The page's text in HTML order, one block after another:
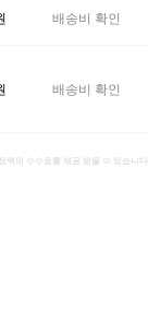
배송비 확인
배송비 확인
액의 수수료를 제공 받을 수 있습니다